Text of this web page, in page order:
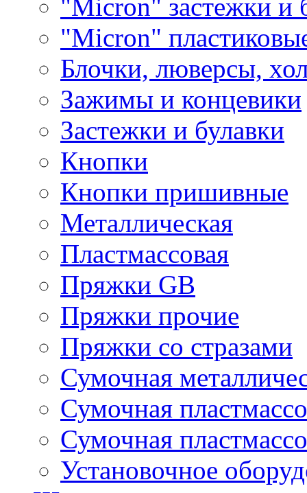
"Micron" застежки и
"Micron"
Блочки, люверсы,
Зажимы и концевики
Застежки и булавки
Кнопки
Кнопки пришивные
Металлическая
Пластмассовая
Пряжки GB
Пряжки прочие
Пряжки со стразами
Сумочная
Сумочная
Сумочная
Установочное